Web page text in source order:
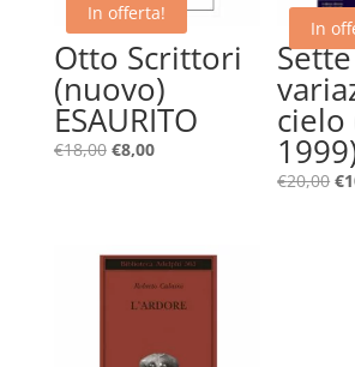
In offerta!
Otto Scrittori
(nuovo)
ESAURITO
€18,00 Il
€18,00.
€8,00Il
€8,00.
In
Sette
cielo
€20,00 Il
€